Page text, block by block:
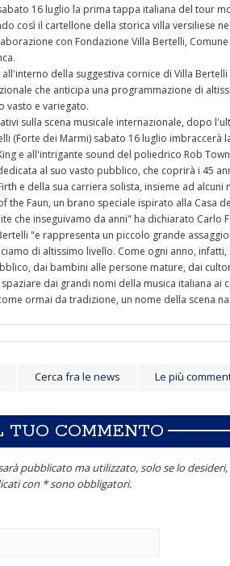
16 luglio la prima tappa italiana del tour
così il cartellone della storica villa versiliese
con Fondazione Villa Bertelli,
della suggestiva cornice di Villa
che anticipa una programmazione di
vasto e variegato.
sulla scena musicale internazionale, dopo
(Forte dei Marmi) sabato 16 luglio imbraccerà
e all'intrigante sound del poliedrico Rob
al suo vasto pubblico, che coprirà i 45
e della sua carriera solista, insieme ad
the Faun, un brano speciale ispirato alla Casa
che inseguivamo da anni" ha dichiarato Carlo
"e rappresenta un piccolo grande
di altissimo livello. Come ogni anno,
dai bambini alle persone mature, dai
dai grandi nomi della musica italiana ai
ormai da tradizione, un nome della scena
Cerca fra le news Le più
TUO COMMENTO
pubblicato ma utilizzato, solo se lo
con * sono obbligatori.